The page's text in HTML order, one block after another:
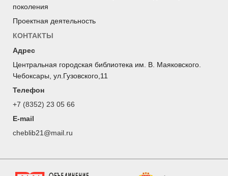
поколения
Проектная деятельность
КОНТАКТЫ
Адрес
Центральная городская библиотека им. В. Маяковского.
Чебоксары, ул.Гузовского,11
Телефон
+7 (8352) 23 05 66
E-mail
cheblib21@mail.ru